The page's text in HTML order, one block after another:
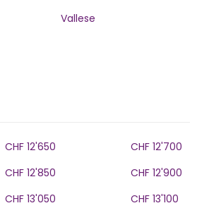
Vallese
CHF 12'650
CHF 12'700
CHF 12'850
CHF 12'900
CHF 13'050 CHF 13'100